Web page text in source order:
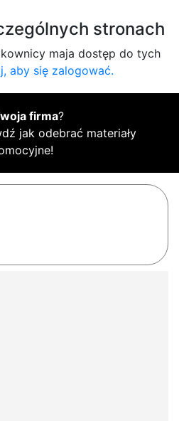
stronach
maja dostęp do tych
aby się zalogować.
firma?
jak odebrać materiały